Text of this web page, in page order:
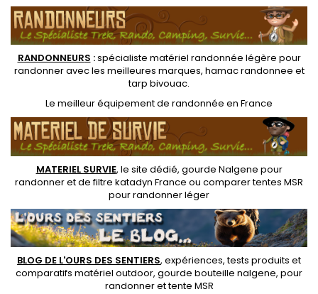
RANDONNEURS :spécialiste matériel randonnée légère pour
randonner avec les meilleures marques, hamac randonnee et
tarp bivouac.
Le meilleur équipement de randonnée en France
MATERIEL SURVIE, le site dédié, gourde Nalgene pour
randonneret defiltre katadyn France ou comparer tentes MSR
pour randonner léger
BLOG DE L'OURS DES SENTIERS, expériences, tests produits et
comparatifs matériel outdoor, gourde bouteille nalgene, pour
randonner ettente MSR